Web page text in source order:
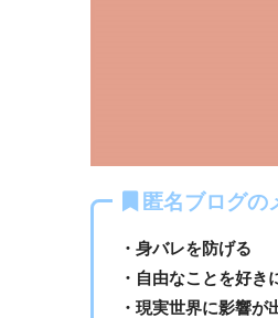
匿名ブログの
・身バレを防げる
・自由なことを好き
・現実世界に影響が